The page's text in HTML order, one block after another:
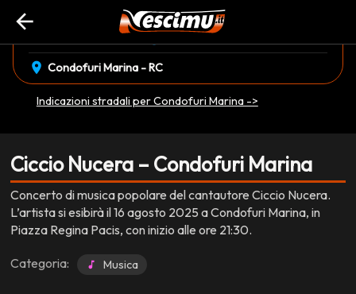
arrow_back
EVENTO CONCLUSO
sabato 16 Agosto
location_on Condofuri Marina - RC
Indicazioni stradali per Condofuri Marina ->
Ciccio Nucera – Condofuri Marina
Concerto di musica popolare del cantautore Ciccio Nucera.
L’artista si esibirà il 16 agosto 2025 a Condofuri Marina, in
Piazza Regina Pacis, con inizio alle ore 21:30.
Categoria: Musica